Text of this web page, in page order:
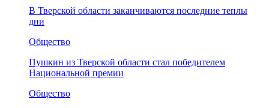
В Тверской области заканчиваются последние теплы
дни
Общество
Пушкин из Тверской области стал победителем
Национальной премии
Общество